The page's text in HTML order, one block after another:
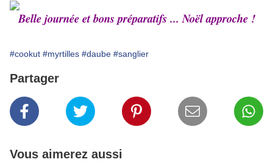
Belle journée et bons préparatifs ... Noël approche !
#cookut #myrtilles #daube #sanglier
Partager
Vous aimerez aussi